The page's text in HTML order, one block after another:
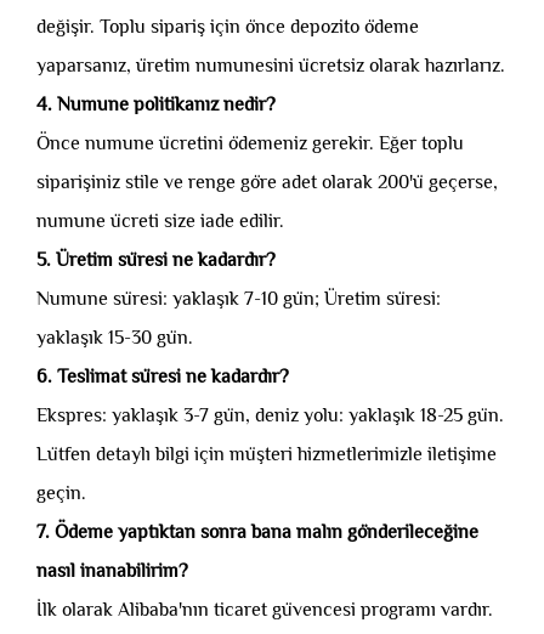
değişir. Toplu sipariş için önce depozito ödeme
yaparsanız, üretim numunesini ücretsiz olarak hazırlarız.
4. Numune politikanız nedir?
Önce numune ücretini ödemeniz gerekir. Eğer toplu
siparişiniz stile ve renge göre adet olarak 200'ü geçerse,
numune ücreti size iade edilir.
5. Üretim süresi ne kadardır?
Numune süresi: yaklaşık 7-10 gün; Üretim süresi:
yaklaşık 15-30 gün.
6. Teslimat süresi ne kadardır?
Ekspres: yaklaşık 3-7 gün, deniz yolu: yaklaşık 18-25 gün.
Lütfen detaylı bilgi için müşteri hizmetlerimizle iletişime
geçin.
7. Ödeme yaptıktan sonra bana malın gönderileceğine
nasıl inanabilirim?
İlk olarak Alibaba'nın ticaret güvencesi programı vardır.